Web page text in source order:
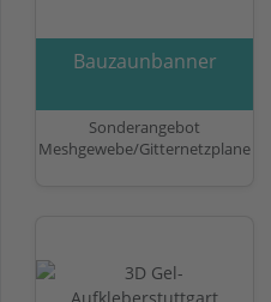
Bauzaunbanner
Sonderangebot
Meshgewebe/Gitternetzplane